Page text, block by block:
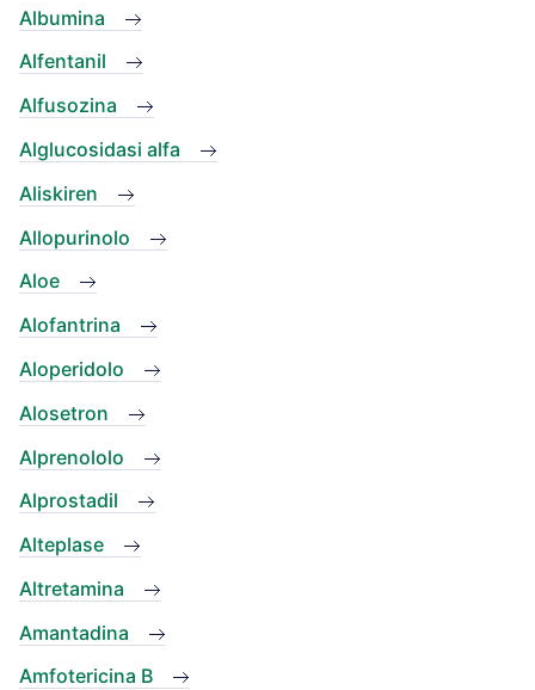
Albumina
Alfentanil
Alfusozina
Alglucosidasi alfa
Aliskiren
Allopurinolo
Aloe
Alofantrina
Aloperidolo
Alosetron
Alprenololo
Alprostadil
Alteplase
Altretamina
Amantadina
Amfotericina B